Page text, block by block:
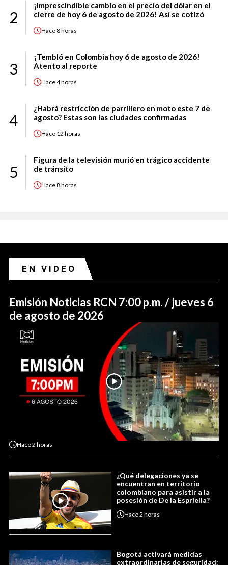
2
¡Imprescindible cambio en el precio del dólar en el
cierre de hoy 6 de agosto de 2026! Así se cotizó
Hace8 horas
3
¡Tembló en Colombia hoy 6 de agosto de 2026!
Atento al reporte
Hace4 horas
4
¿Habrá restricción de parrillero en moto este 7 de
agosto? Estas son las ciudades confirmadas
Hace 12 horas
5
Figura de la televisión murió en trágico accidente
de tránsito
Hace8 horas
EN VIDEO
Emisión Noticias RCN 7:00 p.m. / jueves 6
de agosto de 2026
Hace2 horas
¿Qué delegaciones ya se
encuentran en territorio
colombiano para asistir a la
posesión de De la Espriella?
Hace2 horas
Bogotá activará medidas
extraordinarias de seguridad: